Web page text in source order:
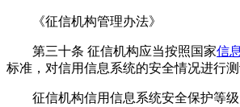
《征信机构管理办法》
第三十条 征信机构应当按照国家信
标准，对信用信息系统的安全情况进行测
征信机构信用信息系统安全保护等级